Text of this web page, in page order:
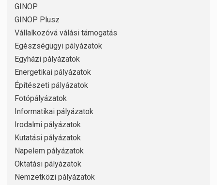
GINOP
GINOP Plusz
Vállalkozóvá válási támogatás
Egészségügyi pályázatok
Egyházi pályázatok
Energetikai pályázatok
Építészeti pályázatok
Fotópályázatok
Informatikai pályázatok
Irodalmi pályázatok
Kutatási pályázatok
Napelem pályázatok
Oktatási pályázatok
Nemzetközi pályázatok